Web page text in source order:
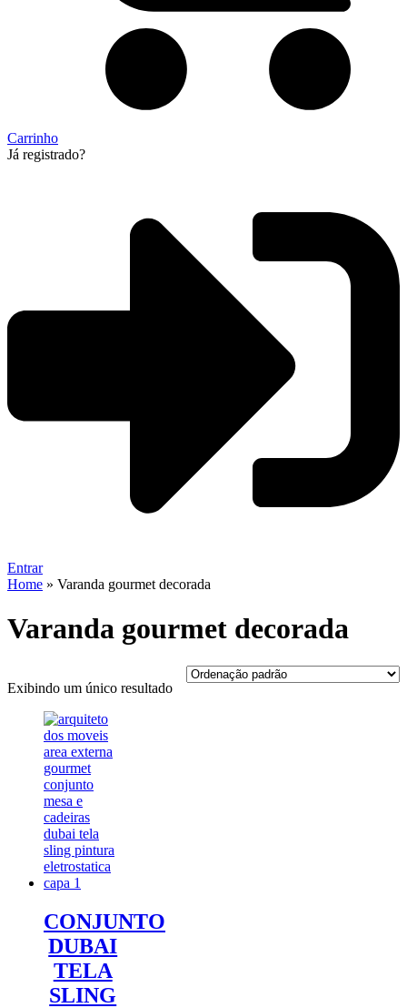
Carrinho
Já registrado?
Entrar
Home » Varanda gourmet decorada
Varanda gourmet decorada
Exibindo um único resultado
CONJUNTO
DUBAI
TELA
SLING